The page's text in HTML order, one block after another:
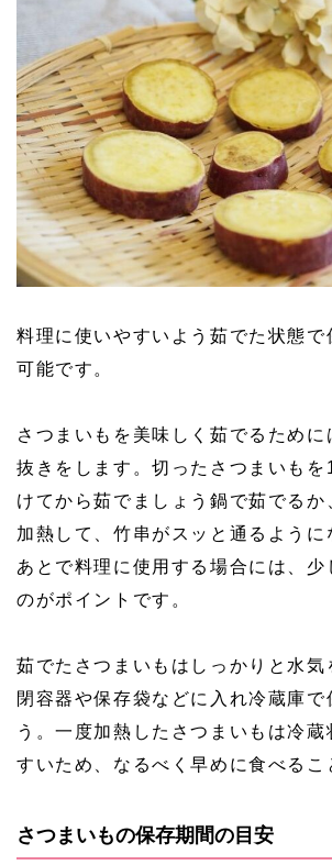
料理に使いやすいよう茹でた状態で
可能です。
さつまいもを美味しく茹でるために
抜きをします。切ったさつまいもを
けてから茹でましょう鍋で茹でるか
加熱して、竹串がスッと通るように
あとで料理に使用する場合には、少
のがポイントです。
茹でたさつまいもはしっかりと水気
閉容器や保存袋などに入れ冷蔵庫で
う。一度加熱したさつまいもは冷蔵
すいため、なるべく早めに食べるこ
さつまいもの保存期間の目安